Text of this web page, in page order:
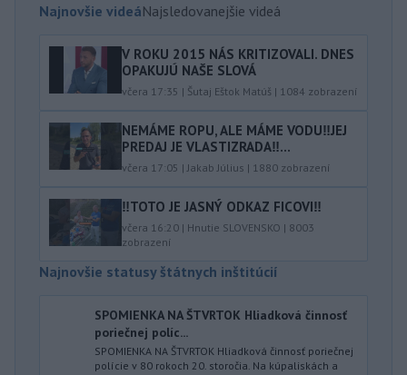
Najnovšie videáNajsledovanejšie videá
V ROKU 2015 NÁS KRITIZOVALI. DNES
OPAKUJÚ NAŠE SLOVÁ
včera 17:35 | Šutaj Eštok Matúš | 1084 zobrazení
NEMÁME ROPU, ALE MÁME VODU‼️JEJ
PREDAJ JE VLASTIZRADA‼️...
včera 17:05 | Jakab Július | 1880 zobrazení
‼️TOTO JE JASNÝ ODKAZ FICOVI‼️
včera 16:20 | Hnutie SLOVENSKO | 8003
zobrazení
Najnovšie statusy štátnych inštitúcií
SPOMIENKA NA ŠTVRTOK Hliadková činnosť
poriečnej políc...
SPOMIENKA NA ŠTVRTOK Hliadková činnosť poriečnej
polície v 80 rokoch 20. storočia. Na kúpaliskách a